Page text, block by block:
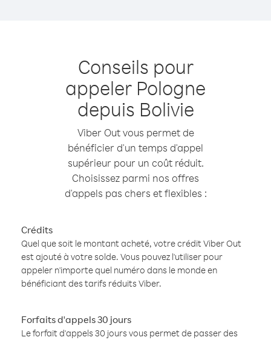
Conseils pour
appeler Pologne
depuis Bolivie
Viber Out vous permet de
bénéficier d'un temps d'appel
supérieur pour un coût réduit.
Choisissez parmi nos offres
d'appels pas chers et flexibles :
Crédits
Quel que soit le montant acheté, votre crédit Viber Out
est ajouté à votre solde. Vous pouvez l'utiliser pour
appeler n'importe quel numéro dans le monde en
bénéficiant des tarifs réduits Viber.
Forfaits d'appels 30 jours
Le forfait d'appels 30 jours vous permet de passer des